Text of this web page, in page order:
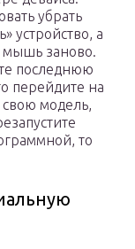
убрать
устройство, а
мышь заново.
последнюю
перейдите на
модель,
то